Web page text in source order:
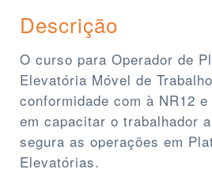
Descrição
O curso para Operador de
Elevatória Móvel de
conformidade com à NR12
em capacitar o trabalhador
segura as operações em
Elevatórias.